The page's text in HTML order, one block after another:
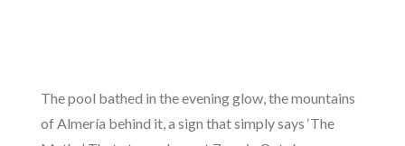
The pool bathed in the evening glow, the mountains
of Almería behind it, a sign that simply says ‘The